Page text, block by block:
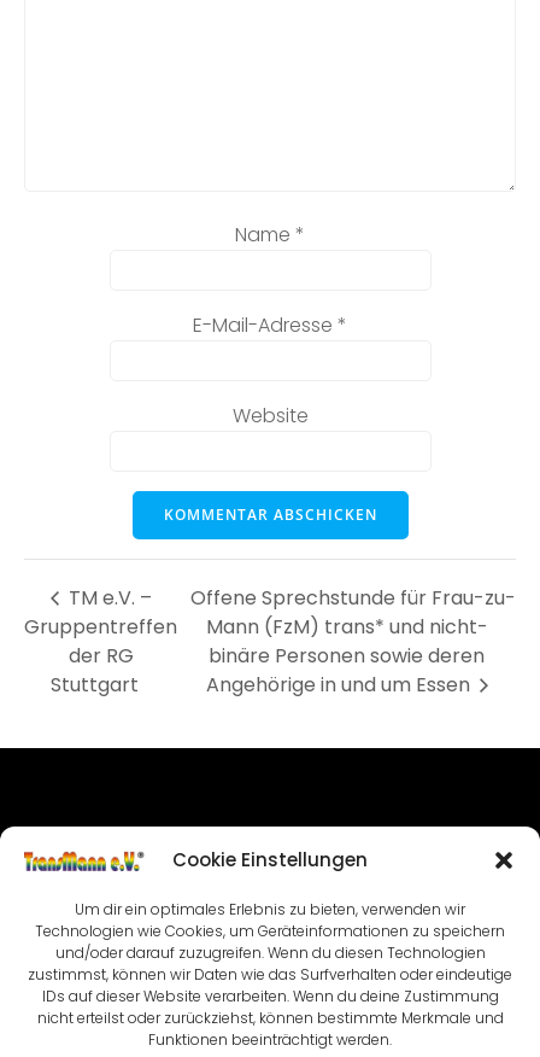
Cookie Einstellungen
Um dir ein optimales Erlebnis zu bieten, verwenden wir
Technologien wie Cookies, um Geräteinformationen zu speichern
und/oder darauf zuzugreifen. Wenn du diesen Technologien
zustimmst, können wir Daten wie das Surfverhalten oder eindeutige
IDs auf dieser Website verarbeiten. Wenn du deine Zustimmung
nicht erteilst oder zurückziehst, können bestimmte Merkmale und
Funktionen beeinträchtigt werden.
Name *
E-Mail-Adresse *
Website
TM e.V. –
Gruppentreffen
der RG
Stuttgart
Offene Sprechstunde für Frau-zu-
Mann (FzM) trans* und nicht-
binäre Personen sowie deren
Angehörige in und um Essen
IMPRESSUM
VEREINSSATZUNG KONTAKT
COOKIE-RICHTLINIE (EU)